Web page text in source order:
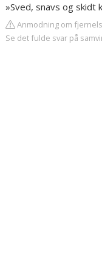
»Sved, snavs og skidt
Anmodning om
Se det fulde svar på